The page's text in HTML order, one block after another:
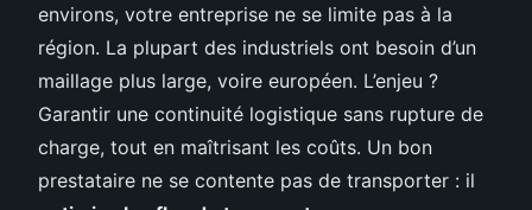
environs, votre entreprise ne se limite pas à la
région. La plupart des industriels ont besoin d’un
maillage plus large, voire européen. L’enjeu ?
Garantir une continuité logistique sans rupture de
charge, tout en maîtrisant les coûts. Un bon
prestataire ne se contente pas de transporter : il